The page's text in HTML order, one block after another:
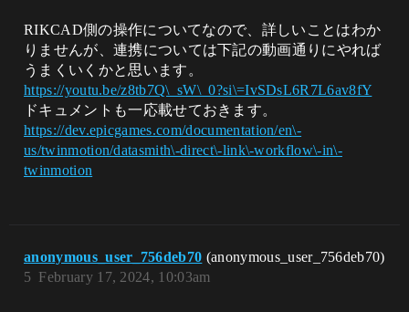
RIKCAD側の操作についてなので、詳しいことはわか
りませんが、連携については下記の動画通りにやれば
うまくいくかと思います。
https://youtu.be/z8tb7Q\_sW\_0?si\=IvSDsL6R7L6av8fY
ドキュメントも一応載せておきます。
https://dev.epicgames.com/documentation/en\-
us/twinmotion/datasmith\-direct\-link\-workflow\-in\-
twinmotion
anonymous_user_756deb70 (anonymous_user_756deb70)
February 17, 2024, 10:03am
5